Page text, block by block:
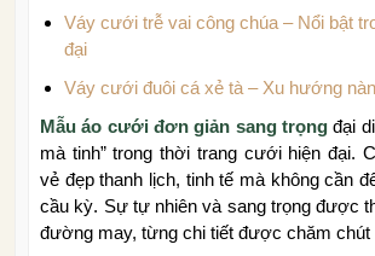
Váy cưới trễ vai công chúa – Nổi bật
đại
Váy cưới đuôi cá xẻ tà – Xu hướng
Mẫu áo cưới đơn giản sang trọng đại
mà tinh” trong thời trang cưới hiện đại.
vẻ đẹp thanh lịch, tinh tế mà không cần
cầu kỳ. Sự tự nhiên và sang trọng được
đường may, từng chi tiết được chăm